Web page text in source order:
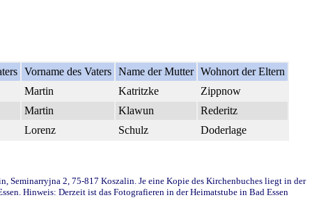
Vorname des Vaters Name der Mutter Wohnort der Eltern
Martin
Katritzke
Zippnow
Martin
Klawun
Rederitz
Lorenz
Schulz Doderlage
2, 75-817 Koszalin. Je eine Kopie des Kirchenbuches liegt in der
Hinweis: Derzeit ist das Fotografieren in der Heimatstube in Bad Essen